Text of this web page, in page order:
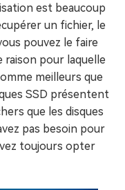
est beaucoup
un fichier, le
pouvez le faire
raison pour laquelle
meilleurs que
SSD présentent
que les disques
pas besoin pour
toujours opter